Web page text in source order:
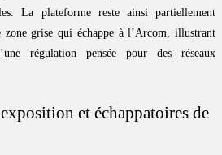
La plateforme reste ainsi partiellement
zone grise qui échappe à l’Arcom, illustrant
régulation pensée pour des réseaux
et échappatoires de